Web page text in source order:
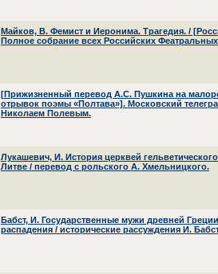
Майков, В. Фемист и Иеронима. Трагедия. /
Полное собрание всех Российских
[Прижизненный перевод А.С. Пушкина на
отрывок поэмы «Полтава»]. Московский
Николаем Полевым.
Лукашевич, И. История церквей
Литве / перевод с рольского А. Хмельницкого.
Бабст, И. Государственные мужи древней
распадения / исторические рассуждения И.